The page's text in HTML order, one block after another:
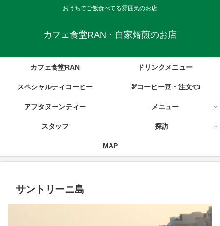
おうちでご飯食べてる雰囲気のお店
カフェ食堂RAN・自家焙煎のお店
カフェ食堂RAN ドリンクメニュー
スペシャルティコーヒー 🫘コーヒー豆・注文👈
アフタヌーンティー メニュー
スタッフ 探訪
MAP
サントリーニ島